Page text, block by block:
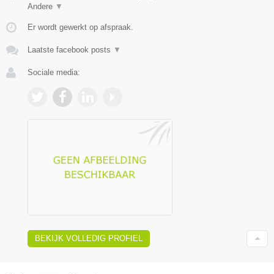
Andere ▼
Er wordt gewerkt op afspraak.
Laatste facebook posts ▼
Sociale media:
BEKIJK VOLLEDIG PROFIEL